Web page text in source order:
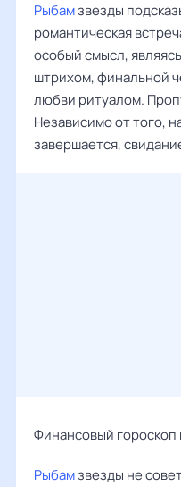
Рыбамзвезды
романтическая
особый смысл,
штрихом, финальной
любви ритуалом.
Независимо от того,
завершается,
Финансовый гороскоп
Рыбамзвезды не